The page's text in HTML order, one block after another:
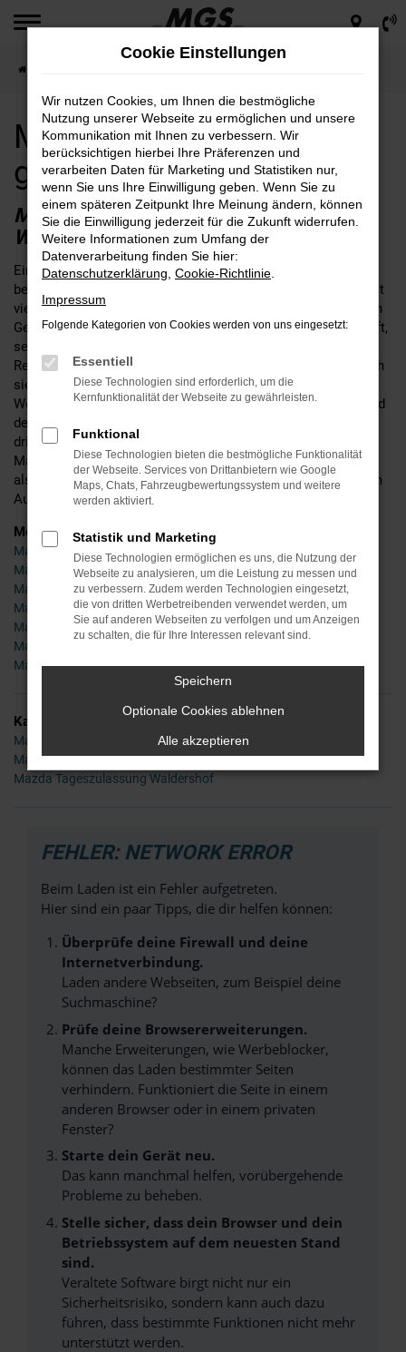
Zum
springen
Mazda für Waldershof
günstig kaufen
MAZDA – EINE SEHR GUTE WAHL FÜR
WALDERSHOF
Ein Mazda passt nach Waldershof, daran kann kein Zweifel
bestehen. Fakt ist, dass die Fahrzeuge dieses Herstellers seit
vielen Jahren das Straßenbild prägen und sich im alltäglichen
Gebrauch perfekt bewähren. Wer seinen Mazda bei MGS kauft,
setzt auf einen Autohändler mit fester Verankerung in der
Region rund um Waldershof. Unser Unternehmen ist an gleich
sieben Standorten für Sie da und schreibt bis heute familiäre
Werte groß. Wir legen großen Wert auf eine umfangreiche und
detaillierte Beratung und befinden uns mittlerweile in der
dritten Generation. Ins Leben gerufen wurde Ihr Händler für
Mazda in Waldershof bereits im Jahr 1955 – seinerzeit noch
als Experte für Zweiräder, doch schon bald waren wir auch im
Autobereich tätig und sind es bis zum heutigen Tag.
Modelle
Mazda 2 Waldershof
Mazda 3 Waldershof
Mazda 6 Waldershof
Mazda CX-3 Waldershof
Mazda CX-5 Waldershof
Mazda MX-5 Waldershof
Mazda CX-30 Waldershof
Kategorie
Mazda Gebrauchtwagen Waldershof
Mazda Neuwagen Waldershof
Mazda Tageszulassung Waldershof
FEHLER: NETWORK ERROR
Beim Laden ist ein Fehler aufgetreten.
Hier sind ein paar Tipps, die dir helfen können:
Überprüfe deine Firewall und deine
Internetverbindung.
Laden andere Webseiten, zum Beispiel deine
Suchmaschine?
Prüfe deine Browsererweiterungen.
Manche Erweiterungen, wie Werbeblocker,
können das Laden bestimmter Seiten
verhindern. Funktioniert die Seite in einem
anderen Browser oder in einem privaten
Fenster?
Starte dein Gerät neu.
Das kann manchmal helfen, vorübergehende
Probleme zu beheben.
Stelle sicher, dass dein Browser und dein
Betriebssystem auf dem neuesten Stand
sind.
Veraltete Software birgt nicht nur ein
Sicherheitsrisiko, sondern kann auch dazu
führen, dass bestimmte Funktionen nicht mehr
unterstützt werden.
Cookie Einstellungen
Wir nutzen Cookies, um Ihnen die bestmögliche
Nutzung unserer Webseite zu ermöglichen und unsere
Kommunikation mit Ihnen zu verbessern. Wir
berücksichtigen hierbei Ihre Präferenzen und
verarbeiten Daten für Marketing und Statistiken nur,
wenn Sie uns Ihre Einwilligung geben. Wenn Sie zu
einem späteren Zeitpunkt Ihre Meinung ändern, können
Sie die Einwilligung jederzeit für die Zukunft widerrufen.
Weitere Informationen zum Umfang der
Datenverarbeitung finden Sie hier:
Datenschutzerklärung Cookie-Richtlinie
Impressum
Folgende Kategorien von Cookies werden von uns eingesetzt:
Essentiell
Diese Technologien sind erforderlich, um die
Kernfunktionalität der Webseite zu gewährleisten.
Funktional
Diese Technologien bieten die bestmögliche Funktionalität
der Webseite. Services von Drittanbietern wie Google
Maps, Chats, Fahrzeugbewertungssystem und weitere
werden aktiviert.
Statistik und Marketing
Diese Technologien ermöglichen es uns, die Nutzung der
Webseite zu analysieren, um die Leistung zu messen und
zu verbessern. Zudem werden Technologien eingesetzt,
die von dritten Werbetreibenden verwendet werden, um
Sie auf anderen Webseiten zu verfolgen und um Anzeigen
zu schalten, die für Ihre Interessen relevant sind.
Speichern
Optionale Cookies ablehnen
Alle akzeptieren